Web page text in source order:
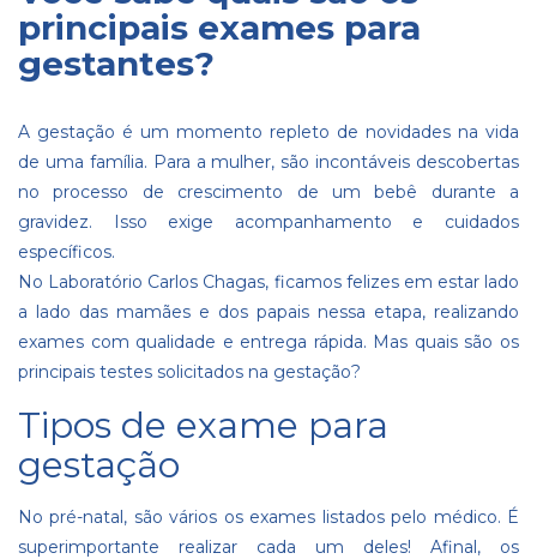
principais exames para
gestantes?
A gestação é um momento repleto de novidades na vida
de uma família. Para a mulher, são incontáveis descobertas
no processo de crescimento de um bebê durante a
gravidez. Isso exige acompanhamento e cuidados
específicos.
No Laboratório Carlos Chagas, ficamos felizes em estar lado
a lado das mamães e dos papais nessa etapa, realizando
exames com qualidade e entrega rápida. Mas quais são os
principais testes solicitados na gestação?
Tipos de exame para
gestação
No pré-natal, são vários os exames listados pelo médico. É
superimportante realizar cada um deles! Afinal, os